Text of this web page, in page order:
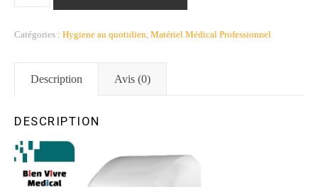
Catégories : Hygiene au quotidien, Matériel Médical Professionnel
Description Avis (0)
DESCRIPTION